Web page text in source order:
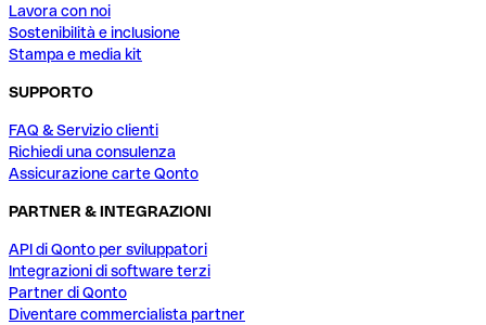
Lavora con noi
Sostenibilità e inclusione
Stampa e media kit
SUPPORTO
FAQ & Servizio clienti
Richiedi una consulenza
Assicurazione carte Qonto
PARTNER & INTEGRAZIONI
API di Qonto per sviluppatori
Integrazioni di software terzi
Partner di Qonto
Diventare commercialista partner